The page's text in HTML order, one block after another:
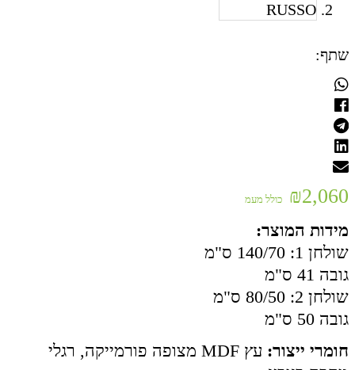
שתף:
₪2,060 כולל מעמ
מידות המוצר:
שולחן 1: 140/70 ס"מ
גובה 41 ס"מ
שולחן 2: 80/50 ס"מ
גובה 50 ס"מ
חומרי ייצור: עץ MDF מצופה פורמייקה, רגלי